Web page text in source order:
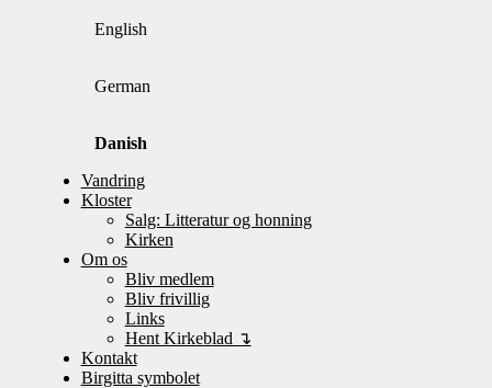
English
German
Danish
Vandring
Kloster
Salg: Litteratur og honning
Kirken
Om os
Bliv medlem
Bliv frivillig
Links
Hent Kirkeblad ↴
Kontakt
Birgitta symbolet